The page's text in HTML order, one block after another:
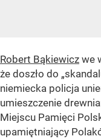
Robert Bąkiewicz we
że doszło do
niemiecka policja
umieszczenie
Miejscu Pamięci
upamiętniający